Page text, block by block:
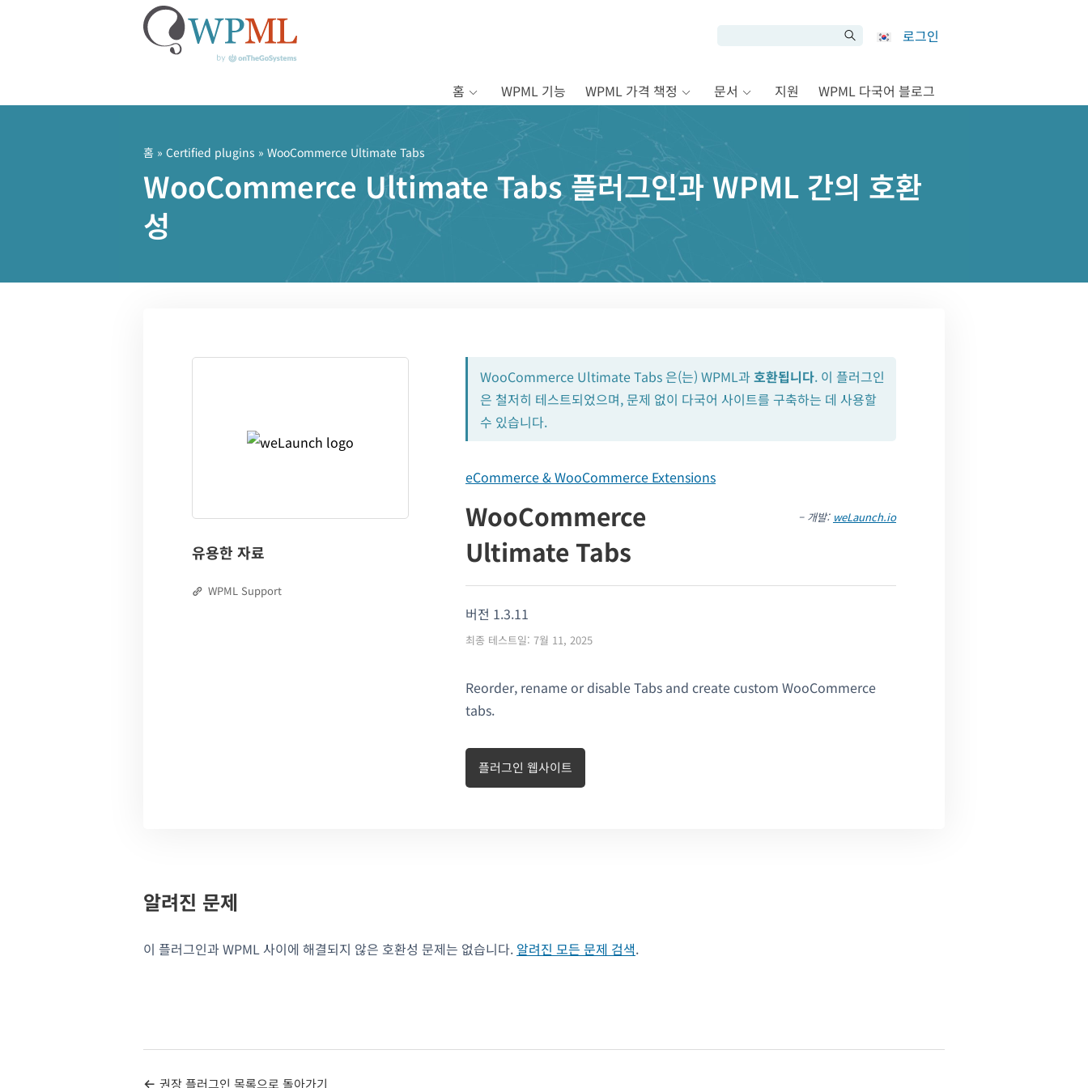
로그인
홈 WPML 기능 WPML 가격 책정 문서 지원 WPML 다국어 블로그
홈 » Certified plugins » WooCommerce Ultimate Tabs
WooCommerce Ultimate Tabs 플러그인과 WPML 간의 호환
성
유용한 자료
WPML Support
WooCommerce Ultimate Tabs 은(는) WPML과호환됩니다. 이 플러그인
은 철저히 테스트되었으며, 문제 없이 다국어 사이트를 구축하는 데 사용할
수 있습니다.
eCommerce & WooCommerce Extensions
WooCommerce
Ultimate Tabs
– 개발: weLaunch.io
버전 1.3.11
최종 테스트일: 7월 11, 2025
Reorder, rename or disable Tabs and create custom WooCommerce
tabs.
플러그인 웹사이트
알려진 문제
이 플러그인과 WPML 사이에 해결되지 않은 호환성 문제는 없습니다. 알려진 모든 문제 검색.
권장 플러그인 목록으로 돌아가기